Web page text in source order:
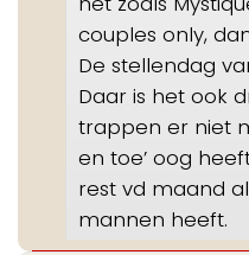
couples only,
De stellendag
Daar is het ook
trappen er niet
en toe’ oog
rest vd maand
mannen heeft.